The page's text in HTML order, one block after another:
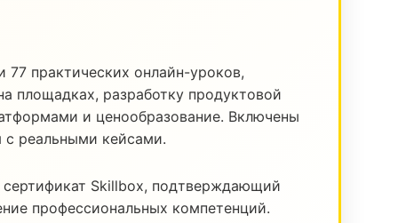
практических онлайн-уроков,
площадках, разработку продуктовой
и ценообразование. Включены
с реальными кейсами.
Skillbox, подтверждающий
профессиональных компетенций.